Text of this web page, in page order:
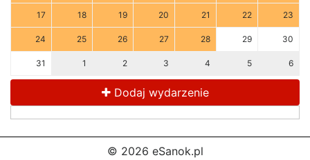
17 18 19 20 21 22 23
24 25 26 27 28 29 30
31 1 2 3 4 5 6
Dodaj wydarzenie
© 2026 eSanok.pl